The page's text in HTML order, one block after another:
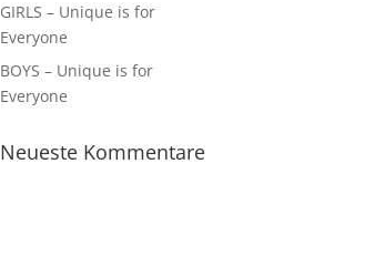
GIRLS – Unique is for
Everyone
BOYS – Unique is for
Everyone
Neueste Kommentare